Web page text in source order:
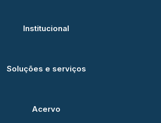
Institucional
Soluções e serviços
Acervo